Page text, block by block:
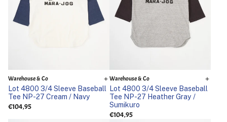
Warehouse & Co
Lot 4800 3/4 Sleeve Baseball
Tee NP-27 Cream / Navy
€104,95
Warehouse & Co
Lot 4800 3/4 Sleeve Baseball
Tee NP-27 Heather Gray /
Sumikuro
€104,95